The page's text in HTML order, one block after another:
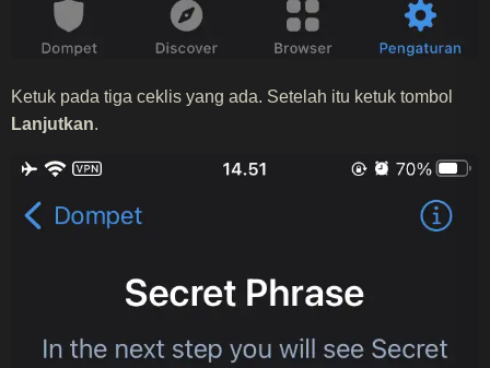
Ketuk pada tiga ceklis yang ada. Setelah itu ketuk tombol
Lanjutkan.